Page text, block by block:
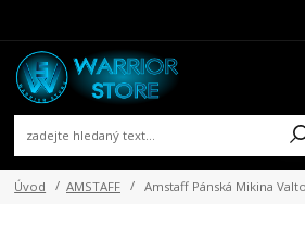
Úvod AMSTAFF Amstaff Pánská Mikina